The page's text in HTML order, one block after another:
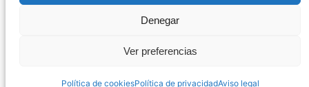
Denegar
Ver preferencias
Política de cookiesPolítica de privacidadAviso legal
Página administrada por Javier Ripoll